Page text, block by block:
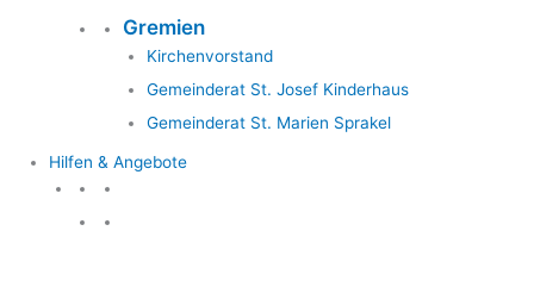
Gremien
Kirchenvorstand
Gemeinderat St. Josef Kinderhaus
Gemeinderat St. Marien Sprakel
Hilfen & Angebote